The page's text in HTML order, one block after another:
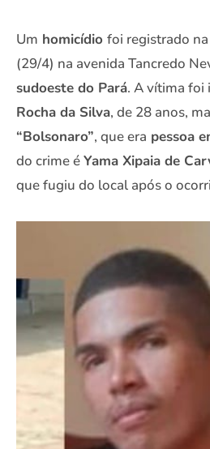
Um homicídio foi registrado
(29/4) na avenida Tancredo
sudoeste do Pará. A vítima foi
Rocha da Silva, de 28 anos,
“Bolsonaro”, que era pessoa
do crime éYama Xipaia de
que fugiu do local após o